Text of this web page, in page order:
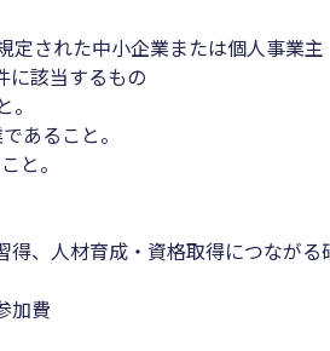
定された中小企業または個人事業主
に該当するもの
あること。
と。
、人材育成・資格取得につながる
加費